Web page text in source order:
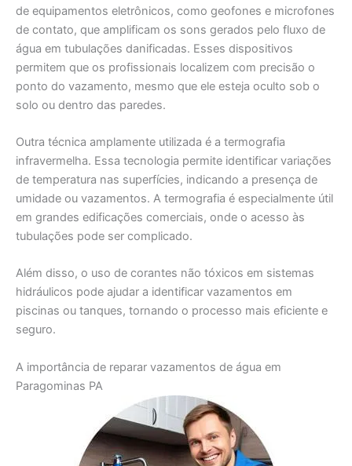
de equipamentos eletrônicos, como geofones e microfones
de contato, que amplificam os sons gerados pelo fluxo de
água em tubulações danificadas. Esses dispositivos
permitem que os profissionais localizem com precisão o
ponto do vazamento, mesmo que ele esteja oculto sob o
solo ou dentro das paredes.
Outra técnica amplamente utilizada é a termografia
infravermelha. Essa tecnologia permite identificar variações
de temperatura nas superfícies, indicando a presença de
umidade ou vazamentos. A termografia é especialmente útil
em grandes edificações comerciais, onde o acesso às
tubulações pode ser complicado.
Além disso, o uso de corantes não tóxicos em sistemas
hidráulicos pode ajudar a identificar vazamentos em
piscinas ou tanques, tornando o processo mais eficiente e
seguro.
A importância de reparar vazamentos de água em
Paragominas PA